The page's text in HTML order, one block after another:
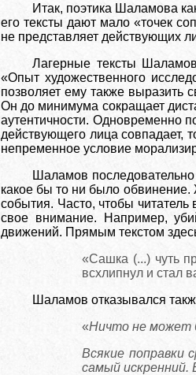
Итак, поэтика Шаламова
его тексты дают мало «точек
не представляет действующих
Лагерные тексты
«Опыт художественного
позволяет ему также выразить
Он до минимума сокращает
аутентичности. Одновременно
действующего лица совпадает,
непременное условие
Шаламов
какое бы то ни было обвинение.
события. Часто, чтобы
свое внимание. Например,
движений. Прямым текстом
«Сашка (...) чуть
всхлипнул и стал
Шаламов отказывался
«Ничто не может
Всякие поправки
самый искренний.